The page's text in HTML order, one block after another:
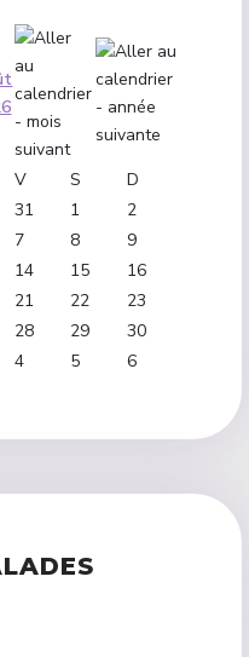
V S
D
31 1
2
7 8
9
14 15
16
21 22
23
28 29
30
4 5 6